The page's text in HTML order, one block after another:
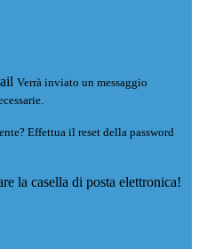
Verrà inviato un messaggio
Effettua il reset della password
la casella di posta elettronica!